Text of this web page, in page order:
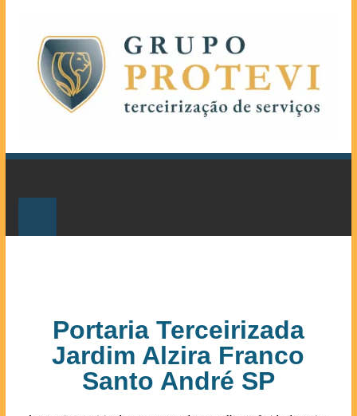
Portaria Terceirizada
Jardim Alzira Franco
Santo André SP